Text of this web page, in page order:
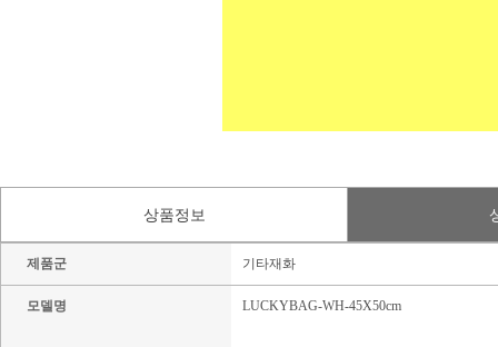
상품정보
제품군 기타재화
모델명 LUCKYBAG-WH-45X50cm